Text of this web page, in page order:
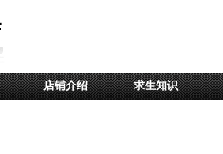
店铺介绍 求生知识